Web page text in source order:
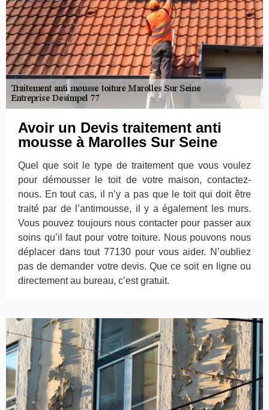
Avoir un Devis traitement anti
mousse à Marolles Sur Seine
Quel que soit le type de traitement que vous voulez
pour démousser le toit de votre maison, contactez-
nous. En tout cas, il n’y a pas que le toit qui doit être
traité par de l’antimousse, il y a également les murs.
Vous pouvez toujours nous contacter pour passer aux
soins qu’il faut pour votre toiture. Nous pouvons nous
déplacer dans tout 77130 pour vous aider. N’oubliez
pas de demander votre devis. Que ce soit en ligne ou
directement au bureau, c’est gratuit.